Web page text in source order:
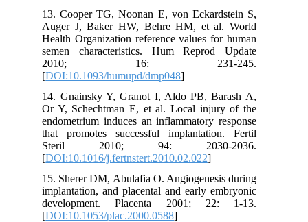
13. Cooper TG, Noonan E, von Eckardstein S,
Auger J, Baker HW, Behre HM, et al. World
Health Organization reference values for human
semen characteristics. Hum Reprod Update
2010; 16: 231-245.
[DOI:10.1093/humupd/dmp048
14. Gnainsky Y, Granot I, Aldo PB, Barash A,
Or Y, Schechtman E, et al. Local injury of the
endometrium induces an inflammatory response
that promotes successful implantation. Fertil
Steril 2010; 94: 2030-2036.
[DOI:10.1016/j.fertnstert.2010.02.022
15. Sherer DM, Abulafia O. Angiogenesis during
implantation, and placental and early embryonic
development. Placenta 2001; 22: 1-13.
[DOI:10.1053/plac.2000.0588